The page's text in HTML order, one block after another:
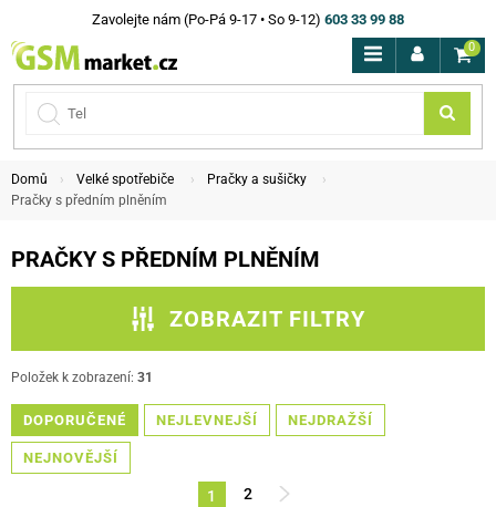
Zavolejte nám (Po-Pá 9-17 • So 9-12) 603 33 99 88
0
Domů Velké spotřebiče
Pračky a sušičky
Pračky s předním plněním
PRAČKY S PŘEDNÍM PLNĚNÍM
ZOBRAZIT FILTRY
ZPĚT NA PRAČKY A SUŠIČKY
PODKATEGORIE
CENA
Položek k zobrazení: 31
DOPORUČENÉ NEJLEVNEJŠÍ NEJDRAŽŠÍ
NEJNOVĚJŠÍ
1 2